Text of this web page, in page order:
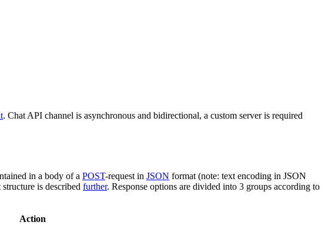
. Chat API channel is asynchronous and bidirectional, a custom server is required
in a body of a POST-request in JSON format (note: text encoding in JSON
structure is described further. Response options are divided into 3 groups according to
Action